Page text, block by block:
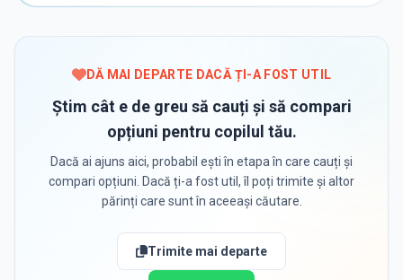
DĂ MAI DEPARTE DACĂ ȚI-A FOST UTIL
Știm cât e de greu să cauți și să compari
opțiuni pentru copilul tău.
Dacă ai ajuns aici, probabil ești în etapa în care cauți și
compari opțiuni. Dacă ți-a fost util, îl poți trimite și altor
părinți care sunt în aceeași căutare.
Trimite mai departe